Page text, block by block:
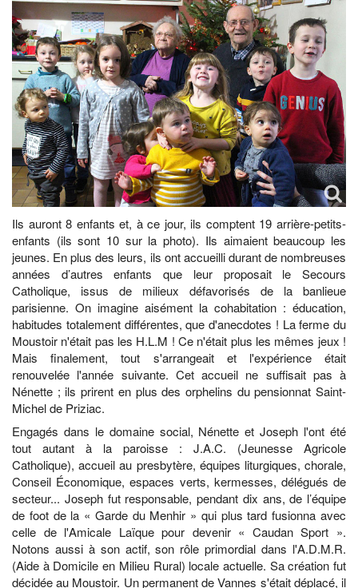
Ils auront 8 enfants et, à ce jour, ils comptent 19 arrière-petits-
enfants (ils sont 10 sur la photo). Ils aimaient beaucoup les
jeunes. En plus des leurs, ils ont accueilli durant de nombreuses
années d’autres enfants que leur proposait le Secours
Catholique, issus de milieux défavorisés de la banlieue
parisienne. On imagine aisément la cohabitation : éducation,
habitudes totalement différentes, que d'anecdotes ! La ferme du
Moustoir n'était pas les H.L.M ! Ce n'était plus les mêmes jeux !
Mais finalement, tout s'arrangeait et l'expérience était
renouvelée l'année suivante. Cet accueil ne suffisait pas à
Nénette ; ils prirent en plus des orphelins du pensionnat Saint-
Michel de Priziac.
Engagés dans le domaine social, Nénette et Joseph l'ont été
tout autant à la paroisse : J.A.C. (Jeunesse Agricole
Catholique), accueil au presbytère, équipes liturgiques, chorale,
Conseil Économique, espaces verts, kermesses, délégués de
secteur... Joseph fut responsable, pendant dix ans, de l’équipe
de foot de la « Garde du Menhir » qui plus tard fusionna avec
celle de l'Amicale Laïque pour devenir « Caudan Sport ».
Notons aussi à son actif, son rôle primordial dans l'A.D.M.R.
(Aide à Domicile en Milieu Rural) locale actuelle. Sa création fut
décidée au Moustoir. Un permanent de Vannes s'était déplacé, il